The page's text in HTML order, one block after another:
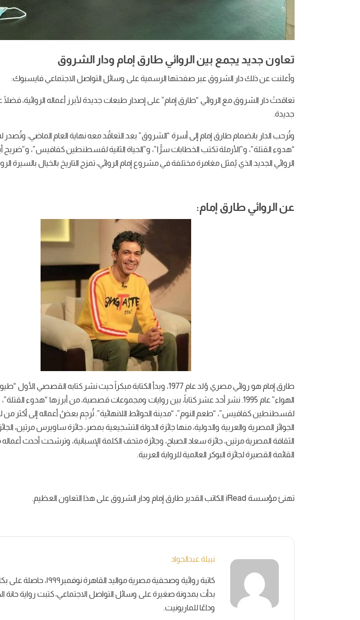
تعاون جديد يجمع بين الروائي طارق إمام ودار الشروق
وأعلنت عن ذلك دار الشروق عبر صفحتها الرسمية على وسائل التواصل الاجتماعي فايسبوك:
تعاقدتْ دار الشروق مع الروائي “طارق إمام” على إصدار طبعات جديدة لأبرز أعماله الروائية، فضلًا
جديدة.
وتُرحب الدار بانضمام طارق إمام إلى أسرة “الشروق” بعد التعاقُد معه نهاية العام الماضي، وتُصدر له
“هدوء القتلة”، و”الأرملة تكتب الخطابات سرًّا”، و”الحياة الثانية لقسطنطين كفافيس”، و”ضريح
الروائي الجديد الذي يُمثل مغامرة مختلفة في مشروع إمام الروائي، تمزج التاريخ بالخيال بالسيرة
عن الروائي طارق إمام:
طارق إمام هو روائي مصري وُلد عام 1977، وبدأ الكتابة مبكراً حيث نشر كتابه
الهواء” عام 1995. نشر أحد عشر كتاباً، بين روايات ومجموعات قصصية، من أبرزها “هدوء القتلة”،
لقسطنطين كفافيس”، “طعم النوم”، “مدينة الحوائط اللانهائية”. تُرجِم بعضُ أعماله إلى أكثر من
الجوائز المصرية والعربية والدولية، منها جائزة الدولة التشجيعية بمصر، جائزة ساويرس مرتين،
الثقافة المصرية مرتين، جائزة سعاد الصباح، وجائزة متحف الكلمة الإسبانية، وترشحت أحدث
القائمة القصيرة لجائزة البوكر العالمية للرواية العربية.
تهنئ مؤسسة iRead الكاتب القدير طارق إمام ودار الشروق على هذا التعاون العظيم.
نبيلة عبدالجواد
كاتبة روائية وصحفية مصرية مواليد
بدأت بمدونة صغيرة على وسائل التواصل الاجتماعي، كتبت رواية حانة
وداعًا للماريونيت.